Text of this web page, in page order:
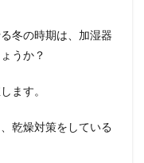
冬の時期は、加湿器
うか？
ます。
乾燥対策をしている